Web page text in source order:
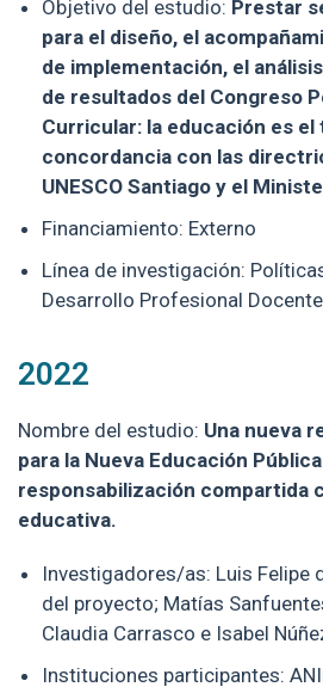
Objetivo del estudio: Prestar
para el diseño, el
de implementación, el
de resultados del Congreso
Curricular: la educación es el
concordancia con las
UNESCO Santiago y el
Financiamiento: Externo
Línea de investigación:
Desarrollo Profesional
2022
Nombre del estudio: Una nueva
para la Nueva Educación
responsabilización compartida
educativa.
Investigadores/as: Luis Felipe
del proyecto; Matías
Claudia Carrasco e Isabel
Instituciones participantes: